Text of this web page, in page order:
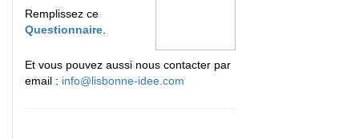
Remplissez ce
Questionnaire
Et vous pouvez aussi nous contacter par
email : info@lisbonne-idee.com